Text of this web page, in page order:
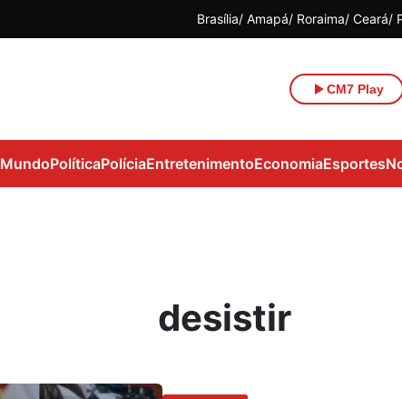
Brasília Amapá Roraima Ceará
CM7 Play
MundoPolíticaPolíciaEntretenimentoEconomiaEsportes
desistir